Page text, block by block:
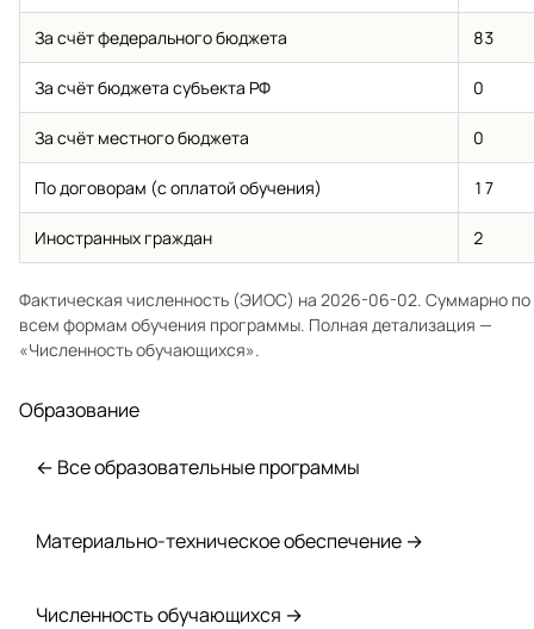
За счёт федерального бюджета 83
За счёт бюджета субъекта РФ 0
За счёт местного бюджета 0
По договорам (с оплатой обучения) 17
Иностранных граждан 2
Фактическая численность (ЭИОС) на 2026-06-02. Суммарно по
всем формам обучения программы. Полная детализация —
«Численность обучающихся».
Образование
← Все образовательные программы
Материально-техническое обеспечение →
Численность обучающихся →